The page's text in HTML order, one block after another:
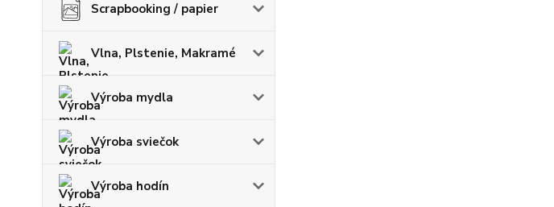
Scrapbooking / papier
Vlna, Plstenie, Makramé
Výroba mydla
Výroba sviečok
Výroba hodín